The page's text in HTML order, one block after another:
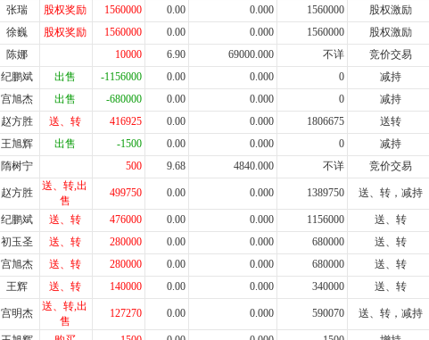
张瑞 股权奖励 1560000 0.00 0.000 1560000 股权激励
徐巍 股权奖励 1560000 0.00 0.000 1560000 股权激励
陈娜 10000 6.90 69000.000 不详 竞价交易
纪鹏斌 出售 -1156000 0.00 0.000 0 减持
宫旭杰 出售 -680000 0.00 0.000 0 减持
赵方胜 送、转 416925 0.00 0.000 1806675 送转
王旭辉 出售 -1500 0.00 0.000 0 减持
隋树宁 500 9.68 4840.000 不详 竞价交易
赵方胜
送、转,出
售
499750 0.00 0.000 1389750 送、转，减持
纪鹏斌 送、转 476000 0.00 0.000 1156000 送、转
初玉圣 送、转 280000 0.00 0.000 680000 送、转
宫旭杰 送、转 280000 0.00 0.000 680000 送、转
王辉 送、转 140000 0.00 0.000 340000 送、转
宫明杰
送、转,出
售
127270 0.00 0.000 590070 送、转，减持